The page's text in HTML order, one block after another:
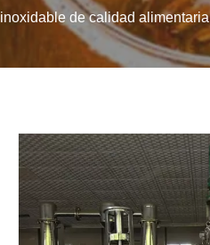
inoxidable de calidad alimentaria